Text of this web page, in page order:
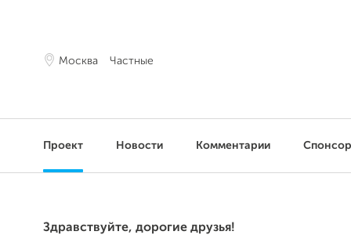
Москва Частные
Проект Новости Комментарии
Здравствуйте, дорогие друзья!